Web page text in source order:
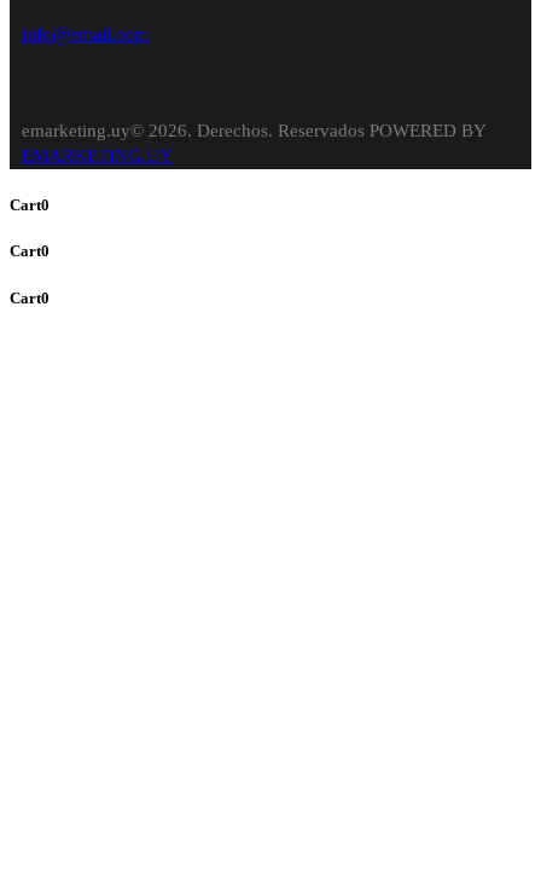
info@email.com
emarketing.uy© 2026. Derechos. Reservados POWERED BY
EMARKETING.UY
Cart0
Cart0
Cart0